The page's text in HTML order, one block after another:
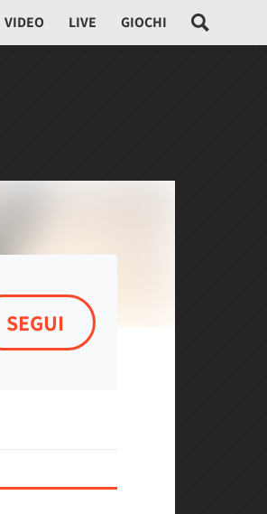
VIDEO LIVE GIOCHI
SEGUI